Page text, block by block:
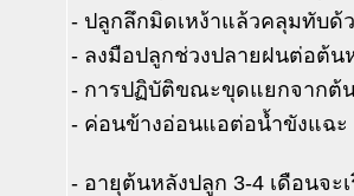
- ปลูกลึกมิดเหง้าแล้วคลุมทับด้
- ลงมือปลูกช่วงปลายฝนต่อต้น
- การปฏิบัติขณะขุดแยกจากต้น
- ค่อนข้างอ่อนแอต่อน้ำขังแฉ
- อายุต้นหลังปลูก 3-4 เดือนจ